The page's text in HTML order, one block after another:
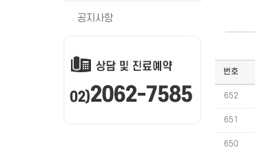
공지사항
번호
652
651
650